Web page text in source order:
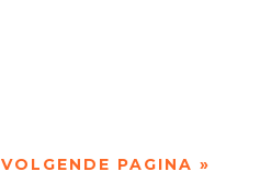
VOLGENDE PAGINA »